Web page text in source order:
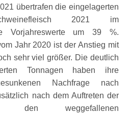
übertrafen die eingelagerten
2021 im
Vorjahreswerte um 39 %.
Jahr 2020 ist der Anstieg mit
sehr viel größer. Die deutlich
Tonnagen haben ihre
Nachfrage nach
nach dem Auftreten der
den weggefallenen